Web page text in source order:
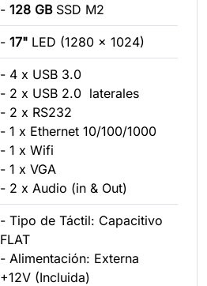
- 128 GBSSD M2
- 17" LED (1280 x 1024)
- 4 x USB 3.0
- 2 x USB 2.0 laterales
- 2 x RS232
- 1 x Ethernet 10/100/1000
- 1 x Wifi
- 1 x VGA
- 2 x Audio (in & Out)
- Tipo de Táctil: Capacitivo
FLAT
- Alimentación: Externa
+12V (Incluida)